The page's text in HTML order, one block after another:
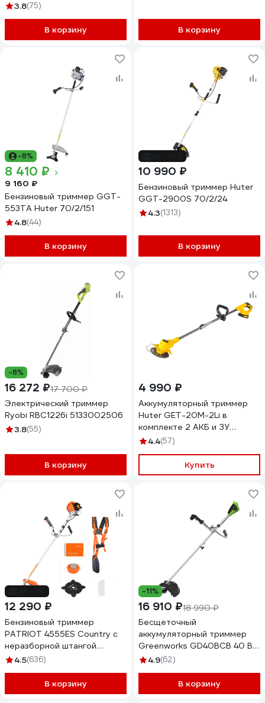
3.8(75)
В корзину В корзину
-8%
8 410 ₽
9 160 ₽
Бензиновый триммер GGT-
553TA Huter 70/2/151
4.8(44)
В корзину
10 990 ₽
Бензиновый триммер Huter
GGT-2900S 70/2/24
4.3(1313)
В корзину
-8%
16 272 ₽17 700 ₽
Электрический триммер
Ryobi RBC1226i 5133002506
3.8(55)
В корзину
4 990 ₽
Аккумуляторный триммер
Huter GET-20M-2Li в
комплекте 2 АКБ и ЗУ
70/1/67
4.4(57)
Купить
12 290 ₽
Бензиновый триммер
PATRIOT 4555ES Country с
неразборной штангой
250108045
4.5(636)
В корзину
-11%
16 910 ₽18 990 ₽
Бесщеточный
аккумуляторный триммер
Greenworks GD40BCB 40 В
2105707
4.9(62)
В корзину